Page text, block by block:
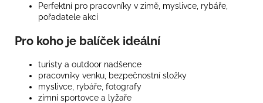
Perfektní pro pracovníky v zimě, myslivce, rybáře,
pořadatele akcí
Pro koho je balíček ideální
turisty a outdoor nadšence
pracovníky venku, bezpečnostní složky
myslivce, rybáře, fotografy
zimní sportovce a lyžaře